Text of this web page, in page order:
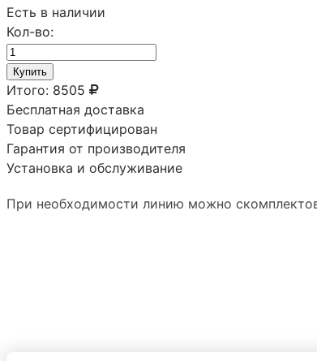
Есть в наличии
Кол-во:
Купить
Итого: 8505
Бесплатная доставка
Товар сертифицирован
Гарантия от производителя
Установка и обслуживание
При необходимости линию можно